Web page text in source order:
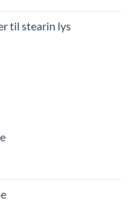
til stearin lys